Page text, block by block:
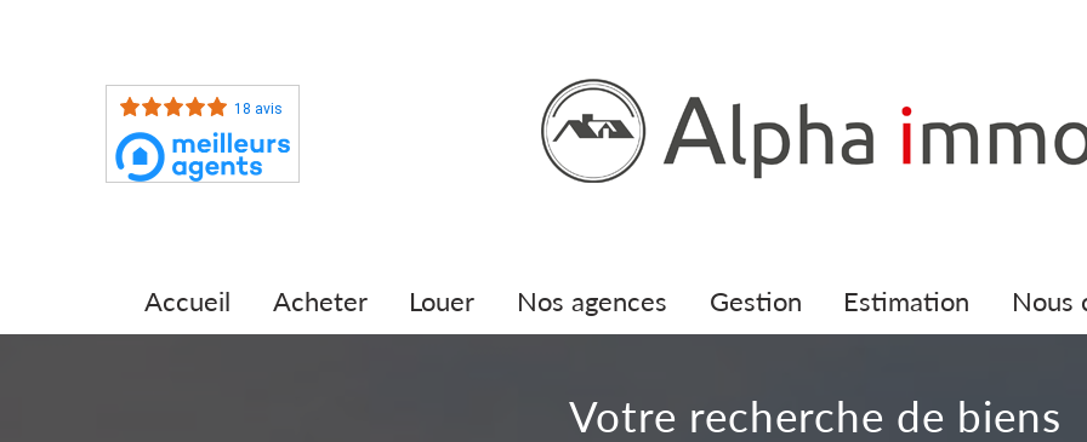
18 avis
accueil acheter louer nos agences gestion estimation
Votre recherche de biens